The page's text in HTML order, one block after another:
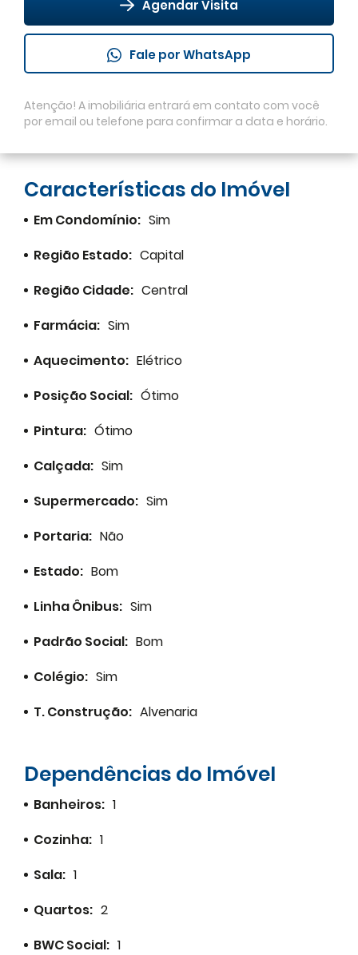
Facebook
WhatsApp
Agendar Visita
Fale por WhatsApp
Atenção! A imobiliária entrará em contato com você
por email ou telefone para confirmar a data e horário.
Características do Imóvel
Em Condomínio: Sim
Região Estado: Capital
Região Cidade: Central
Farmácia: Sim
Aquecimento: Elétrico
Posição Social: Ótimo
Pintura: Ótimo
Calçada: Sim
Supermercado: Sim
Portaria: Não
Estado: Bom
Linha Ônibus: Sim
Padrão Social: Bom
Colégio: Sim
T. Construção: Alvenaria
Dependências do Imóvel
Banheiros: 1
Cozinha: 1
Sala: 1
Quartos: 2
BWC Social: 1